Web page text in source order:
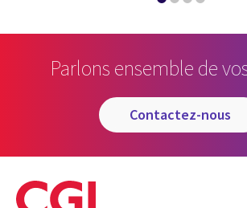
Parlons ensemble de
contactez-nous